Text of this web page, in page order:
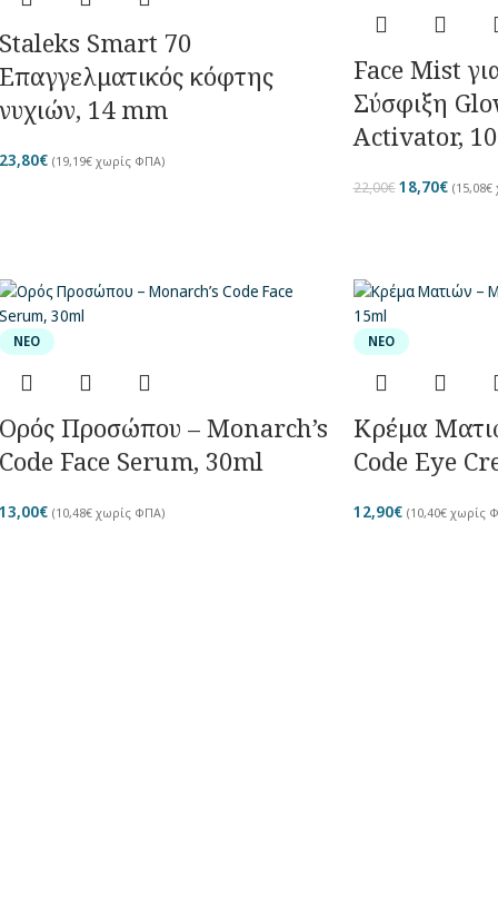
Staleks Smart 70
Επαγγελματικός κόφτης
νυχιών, 14 mm
23,80€ (19,19€ χωρίς ΦΠΑ)
Face Mist
Σύσφιξη
Activator,
22,00€ 18,70€ (15,08€
ΝΈΟ
Ορός Προσώπου – Monarch’s
Code Face Serum, 30ml
13,00€ (10,48€ χωρίς ΦΠΑ)
ΝΈΟ
Κρέμα
Code Eye
12,90€ (10,40€χωρίς